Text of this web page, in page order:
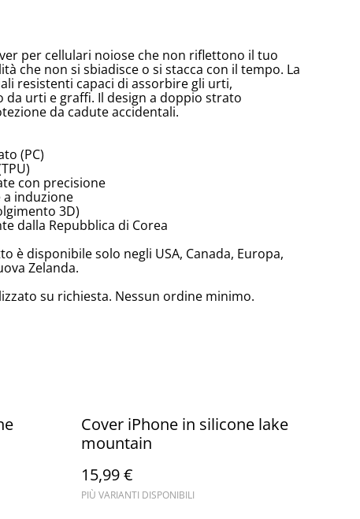
per cellulari noiose che non riflettono il tuo
che non si sbiadisce o si stacca con il tempo. La
resistenti capaci di assorbire gli urti,
urti e graffi. Il design a doppio strato
da cadute accidentali.
(PC)
con precisione
induzione
3D)
dalla Repubblica di Corea
è disponibile solo negli USA, Canada, Europa,
Zelanda.
su richiesta. Nessun ordine minimo.
Cover iPhone in silicone lake
mountain
15,99 €
PIÙ VARIANTI DISPONIBILI